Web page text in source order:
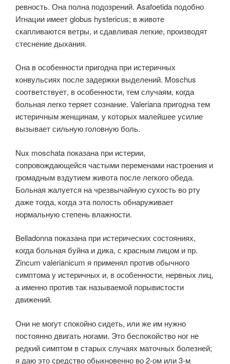
ревность. Она полна подозрений. Asafoetida подобно
Игнации имеет globus hystericus; в животе
скапливаются ветры, и сдавливая легкие, производят
стеснение дыхания.
Она в особенности пригодна при истеричных
конвульсиях после задержки выделений. Moschus
соответствует, в особенности, тем случаям, когда
больная легко теряет сознание. Valeriana пригодна тем
истеричным женщинам, у которых малейшее усилие
вызывает сильную головную боль.
Nux moschata показана при истерии,
сопровождающейся частыми переменами настроения и
громадным вздутием живота после легкого обеда.
Больная жалуется на чрезвычайную сухость во рту
даже тогда, когда эта полость обнаруживает
нормальную степень влажности.
Belladonna показана при истерических состояниях,
когда больная буйна и дика, с красным лицом и пр.
Zincum valerianicum я применял против обычного
симптома у истеричных и, в особенности, нервных лиц,
а именно против так называемой порывистости
движений.
Они не могут спокойно сидеть, или же им нужно
постоянно двигать ногами. Это беспокойство ног не
редкий симптом в старых случаях маточных болезней;
я даю это средство обыкновенно во 2-ом или 3-м